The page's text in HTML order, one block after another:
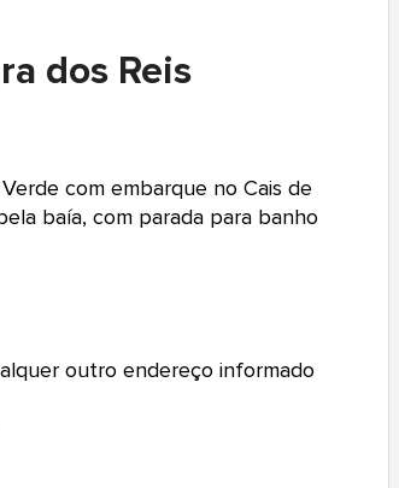
dos Reis
com embarque no Cais de
baía, com parada para banho
outro endereço informado